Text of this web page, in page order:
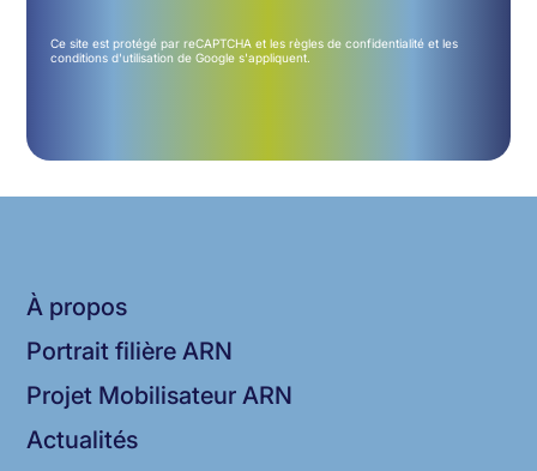
Ce site est protégé par reCAPTCHA et lesrègles de confidentialité et les
conditions d'utilisation de Google s'appliquent.
À propos
Portrait filière ARN
Projet Mobilisateur ARN
Actualités